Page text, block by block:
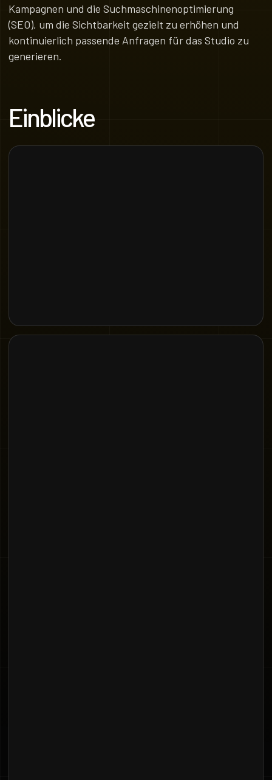
Kampagnen und die Suchmaschinenoptimierung
(SEO), um die Sichtbarkeit gezielt zu erhöhen und
kontinuierlich passende Anfragen für das Studio zu
generieren.
Einblicke